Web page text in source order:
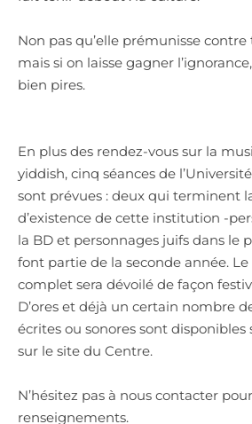
Non pas qu’elle prémunisse
mais si on laisse gagner
bien pires.
En plus des rendez-vous sur la
yiddish, cinq séances de
sont prévues : deux qui terminent
d’existence de cette institution -
la BD et personnages juifs dans le
font partie de la seconde année.
complet sera dévoilé de façon
D’ores et déjà un certain nombre
écrites ou sonores sont disponibles
sur le site du Centre.
N’hésitez pas à nous contacter
renseignements.